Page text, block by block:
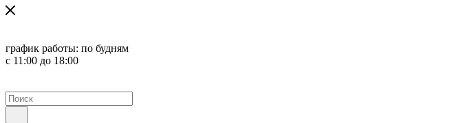
график работы: по будням
с 11:00 до 18:00